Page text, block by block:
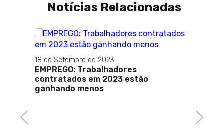
Notícias Relacionadas
Previous
18 de Setembro de 2023
EMPREGO: Trabalhadores
contratados em 2023 estão
ganhando menos
Next